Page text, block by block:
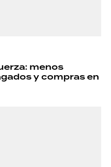
menos
y compras en